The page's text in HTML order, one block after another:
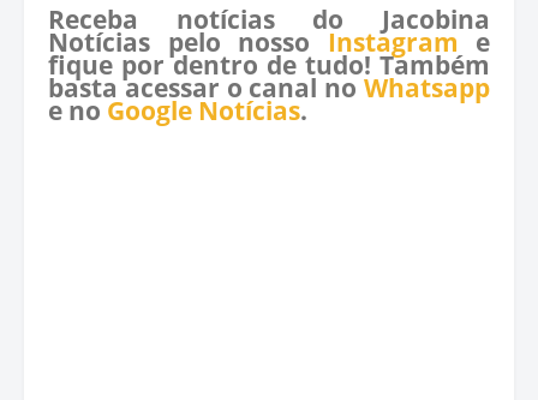
Receba notícias do Jacobina
Notícias pelo nosso Instagram e
fique por dentro de tudo! Também
basta acessar o canal no Whatsapp
e no Google Notícias.